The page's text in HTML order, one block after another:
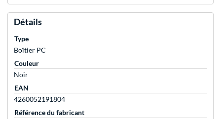
Détails
Type
Boîtier PC
Couleur
Noir
EAN
4260052191804
Référence du fabricant